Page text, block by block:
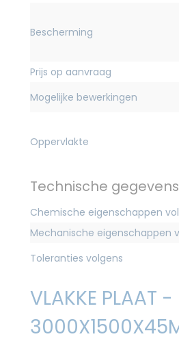
Bescherming
Prijs op aanvraag
Mogelijke bewerkingen
Oppervlakte
Technische gegevens
Chemische eigenschappen
Mechanische eigenschappen
Toleranties volgens
VLAKKE PLAAT -